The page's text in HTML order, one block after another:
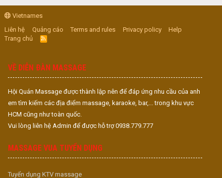
Vietnames
Liên hệ
Quảng cáo Terms and rules Privacy policy
Help
Trang chủ
R
S
VỀ DIỄN ĐÀN MASSAGE
Hội Quán Massage được thành lập nên để đáp ứng nhu cầu của anh
em tìm kiếm các địa điểm massage, karaoke, bar,... trong khu vực
HCM cũng như toàn quốc.
Vui lòng liên hệ Admin để được hỗ trợ 0938.779.777
MASSAGE VUA TUYỂN DỤNG
Tuyển dụng KTV massage